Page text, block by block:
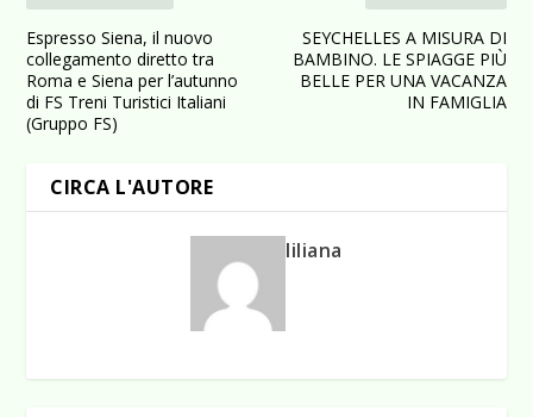
Espresso Siena, il nuovo
collegamento diretto tra
Roma e Siena per l’autunno
di FS Treni Turistici Italiani
(Gruppo FS)
SEYCHELLES A MISURA DI
BAMBINO. LE SPIAGGE PIÙ
BELLE PER UNA VACANZA
IN FAMIGLIA
CIRCA L'AUTORE
liliana